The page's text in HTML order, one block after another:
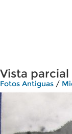
Vista
Fotos Antiguas /